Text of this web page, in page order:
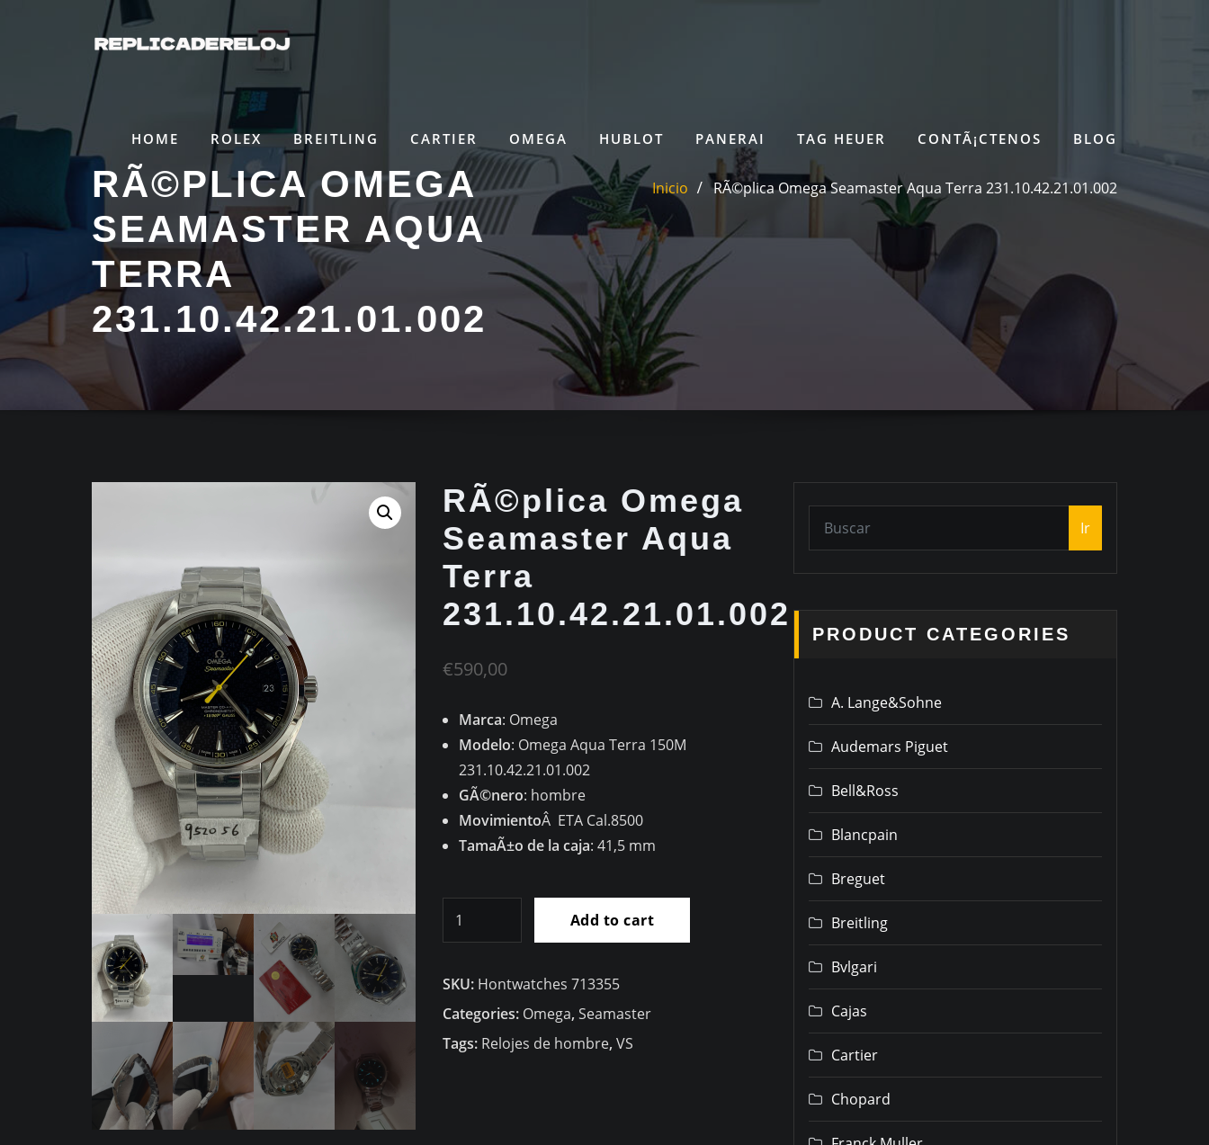
HOME ROLEX BREITLING CARTIER OMEGA HUBLOT PANERAI TAG HEUER CONTÃ¡CTENOS BLOG
RÃ©PLICA OMEGA
SEAMASTER AQUA
TERRA
231.10.42.21.01.002
Inicio RÃ©plica Omega Seamaster Aqua Terra 231.10.42.21.01.002
RÃ©plica Omega
Seamaster Aqua
Terra
231.10.42.21.01.002
€590,00
Marca: Omega
Modelo: Omega Aqua Terra 150M
231.10.42.21.01.002
GÃ©nero: hombre
MovimientoÂ ETA Cal.8500
TamaÃ±o de la caja: 41,5 mm
Aqua
Terra
231.10.42.21.01.002
Add to cart
SKU: Hontwatches 713355
Categories: Omega, Seamaster
Tags: Relojes de hombre, VS
Ir
PRODUCT CATEGORIES
A. Lange&Sohne
Audemars Piguet
Bell&Ross
Blancpain
Breguet
Breitling
Bvlgari
Cajas
Cartier
Chopard